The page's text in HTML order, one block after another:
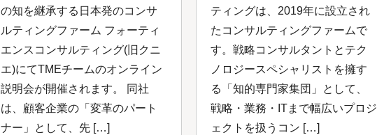
の知を継承する日本発のコンサ
ルティングファーム フォーティ
エンスコンサルティング(旧クニ
エ)にてTMEチームのオンライン
説明会が開催されます。 同社
は、顧客企業の「変革のパート
ナー」として、先 […]
ティングは、2019年に設立され
たコンサルティングファームで
す。戦略コンサルタントとテク
ノロジースペシャリストを擁す
る「知的専⾨家集団」として、
戦略・業務・ITまで幅広いプロジ
ェクトを扱うコン […]